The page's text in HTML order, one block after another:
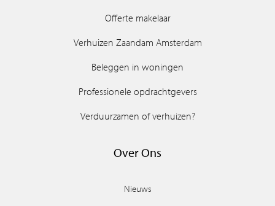
Offerte makelaar
Verhuizen Zaandam Amsterdam
Beleggen in woningen
Professionele opdrachtgevers
Verduurzamen of verhuizen?
Over Ons
Nieuws